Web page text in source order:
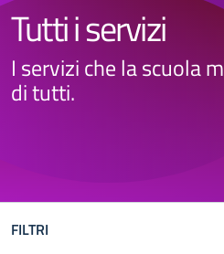
Tutti i servizi
I servizi che la scuola
di tutti.
FILTRI